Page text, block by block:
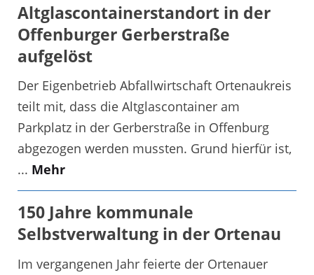
Altglascontainerstandort in der
Offenburger Gerberstraße
aufgelöst
Der Eigenbetrieb Abfallwirtschaft Ortenaukreis
teilt mit, dass die Altglascontainer am
Parkplatz in der Gerberstraße in Offenburg
abgezogen werden mussten. Grund hierfür ist,
... Mehr
150 Jahre kommunale
Selbstverwaltung in der Ortenau
Im vergangenen Jahr feierte der Ortenauer